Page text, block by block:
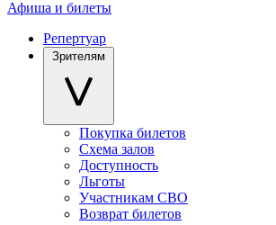
Афиша и билеты
Репертуар
Зрителям
Покупка билетов
Схема залов
Доступность
Льготы
Участникам СВО
Возврат билетов